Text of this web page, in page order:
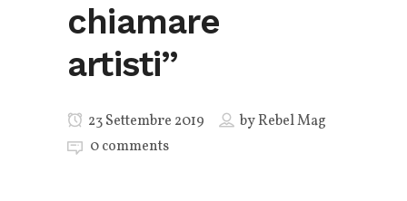
chiamare
artisti”
23 Settembre 2019 byRebel Mag
0 comments